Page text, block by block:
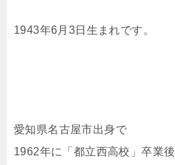
1943年6月3日生まれです。
愛知県名古屋市出身で
1962年に「都立西高校」卒業後